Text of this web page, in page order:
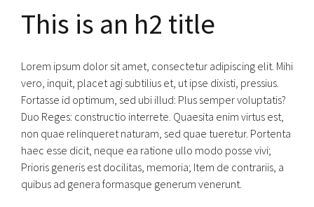
This is an h2 title
Lorem ipsum dolor sit amet, consectetur adipiscing elit. Mihi
vero, inquit, placet agi subtilius et, ut ipse dixisti, pressius.
Fortasse id optimum, sed ubi illud: Plus semper voluptatis?
Duo Reges: constructio interrete. Quaesita enim virtus est,
non quae relinqueret naturam, sed quae tueretur. Portenta
haec esse dicit, neque ea ratione ullo modo posse vivi;
Prioris generis est docilitas, memoria; Item de contrariis, a
quibus ad genera formasque generum venerunt.